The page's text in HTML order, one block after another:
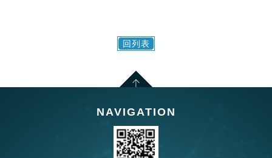
回列表
NAVIGATION